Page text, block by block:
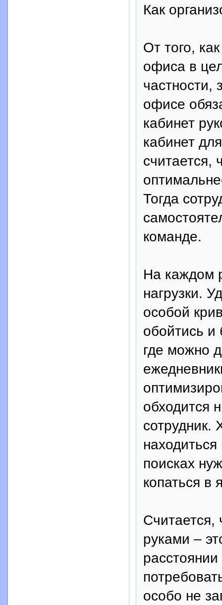
Как
От того,
офиса в
частности,
офисе
кабинет
кабинет
считается,
Тогда
команде.
На каждом
нагрузки.
особой
обойтись и
где можно
обходится
сотрудник.
поисках
копаться в
Считается,
руками –
особо не